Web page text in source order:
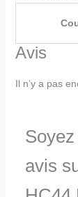
Avis
Il n’y a pas
avis